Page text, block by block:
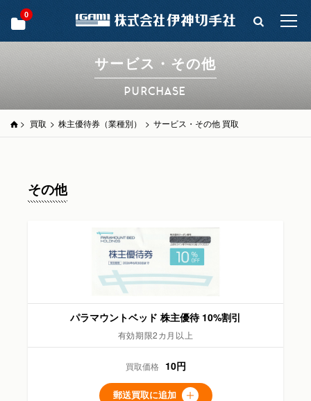
0
サービス・その他
PURCHASE
> 買取 > 株主優待券（業種別） > サービス・その他 買取
その他
パラマウントベッド 株主優待 10%割引
有効期限2カ月以上
買取価格 10円
郵送買取に追加